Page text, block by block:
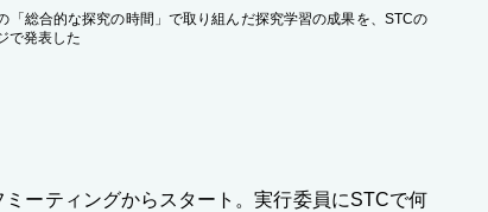
「総合的な探究の時間」で取り組んだ探究学習の成果を、STCの
で発表した
ーティングからスタート。実行委員にSTCで何